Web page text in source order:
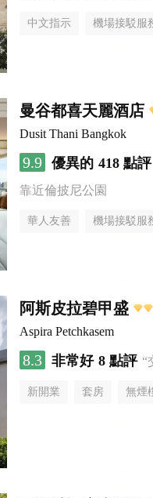
中文指示 機場接駁服
曼谷都喜天麗酒店
Dusit Thani Bangkok
9.9 優異的 418 點評
靠近倫披尼公園
華人友善 機場接駁服
阿斯皮拉碧甲盛
Aspira Petchkasem
8.3 非常好 8 點評 “
新開業 套房 無煙